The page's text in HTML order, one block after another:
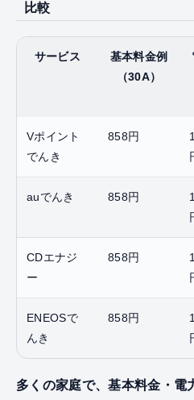
比較
サービス
基本料金例
（30A）
Vポイント
でんき
858円
auでんき 858円
CDエナジ
ー
858円
ENEOSで
んき
858円
多くの家庭で、基本料金・電